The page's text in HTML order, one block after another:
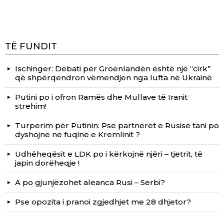
TË FUNDIT
Ischinger: Debati për Groenlandën është një “cirk”
që shpërqendron vëmendjen nga lufta në Ukrainë
Putini po i ofron Ramës dhe Mullave të Iranit
strehim!
Turpërim për Putinin: Pse partnerët e Rusisë tani po
dyshojnë në fuqinë e Kremlinit ?
Udhëheqësit e LDK po i kërkojnë njëri – tjetrit, të
japin dorëheqje !
A po gjunjëzohet aleanca Rusi – Serbi?
Pse opozita i pranoi zgjedhjet me 28 dhjetor?